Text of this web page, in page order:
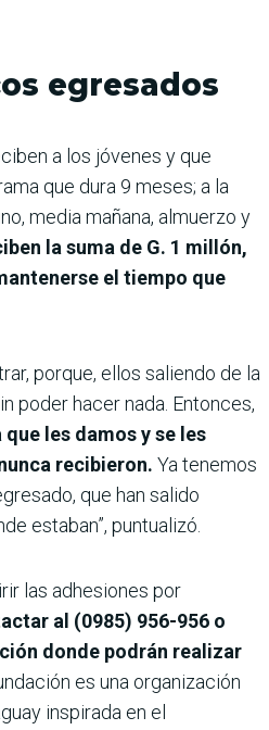
egresados
a los jóvenes y que
que dura 9 meses; a la
media mañana, almuerzo y
la suma de G. 1 millón,
el tiempo que
porque, ellos saliendo de la
poder hacer nada. Entonces,
les damos y se les
recibieron. Ya tenemos
que han salido
estaban”, puntualizó.
las adhesiones por
al (0985) 956-956 o
donde podrán realizar
es una organización
inspirada en el